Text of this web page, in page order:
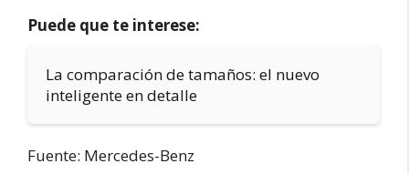
Puede que te interese:
La comparación de tamaños: el nuevo
inteligente en detalle
Fuente: Mercedes-Benz